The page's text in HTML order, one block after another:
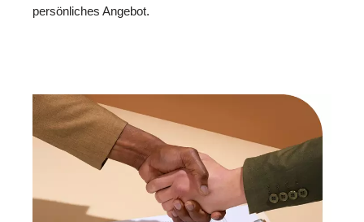
persönliches Angebot.